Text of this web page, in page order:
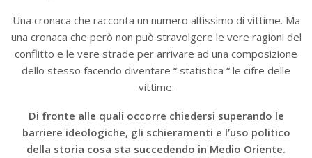
Una cronaca che racconta un numero altissimo di vittime. Ma
una cronaca che però non può stravolgere le vere ragioni del
conflitto e le vere strade per arrivare ad una composizione
dello stesso facendo diventare “ statistica “ le cifre delle
vittime.
Di fronte alle quali occorre chiedersi superando le
barriere ideologiche, gli schieramenti e l’uso politico
della storia cosa sta succedendo in Medio Oriente.